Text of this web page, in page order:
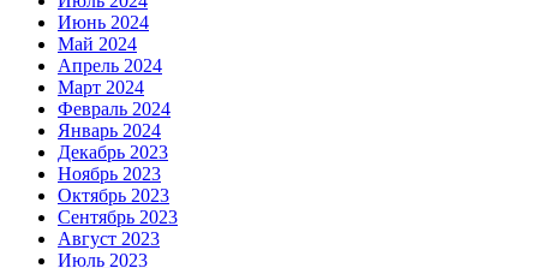
Июнь 2024
Май 2024
Апрель 2024
Март 2024
Февраль 2024
Январь 2024
Декабрь 2023
Ноябрь 2023
Октябрь 2023
Сентябрь 2023
Август 2023
Июль 2023